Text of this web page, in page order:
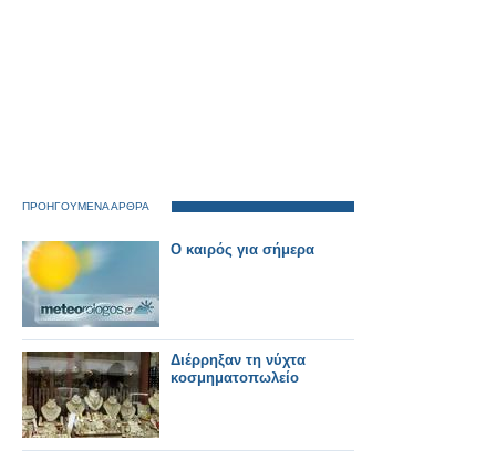
ΠΡΟΗΓΟΥΜΕΝΑ ΑΡΘΡΑ
O καιρός για σήμερα
Διέρρηξαν τη νύχτα
κοσμηματοπωλείο